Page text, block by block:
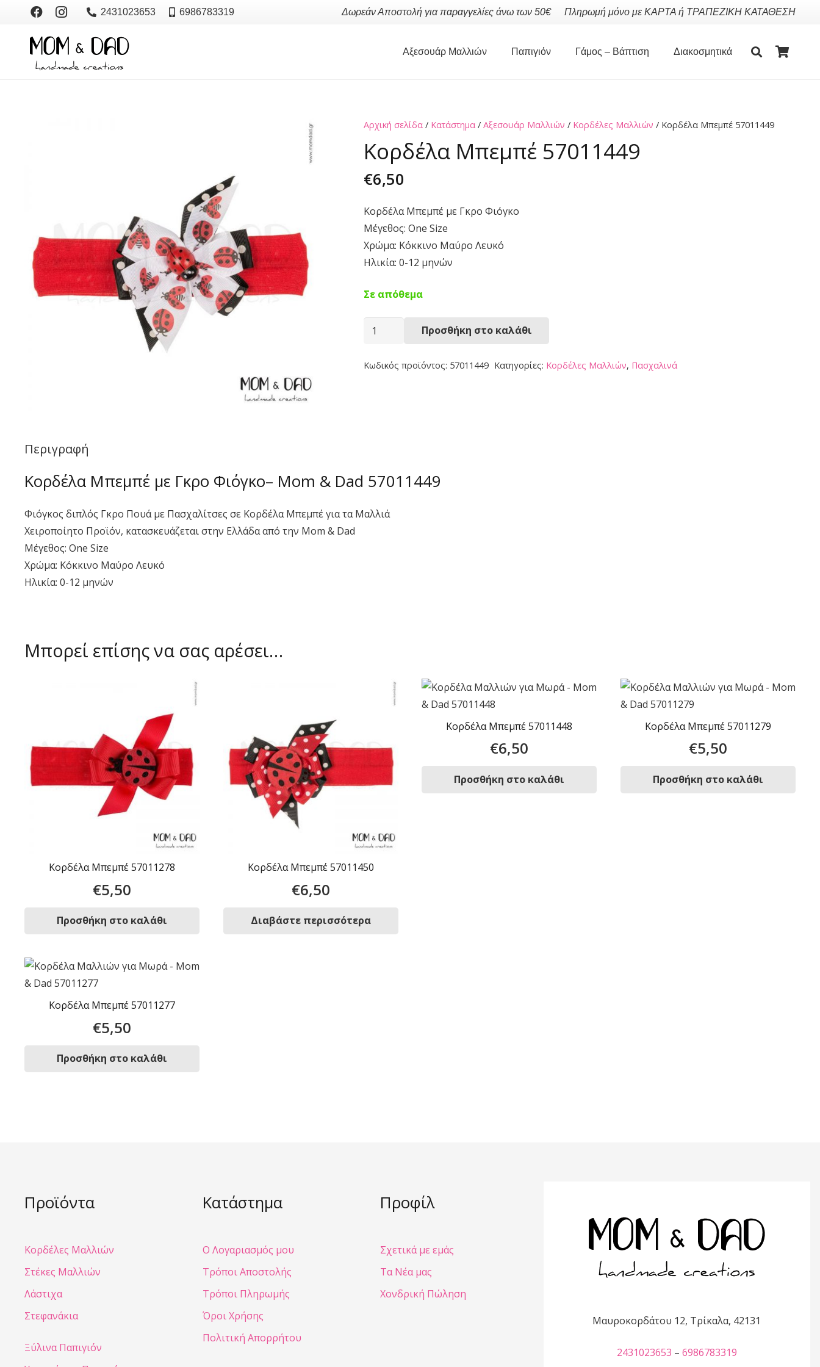
2431023653 6986783319 Δωρεάν Αποστολή για παραγγελίες άνω των 50€ Πληρωμή μόνο με ΚΑΡΤΑ ή ΤΡΑΠΕΖΙΚΗ ΚΑΤΑΘΕΣΗ
Αξεσουάρ Μαλλιών Παπιγιόν Γάμος – Βάπτιση Διακοσμητικά
Αρχική σελίδα / Κατάστημα /Αξεσουάρ Μαλλιών / Κορδέλες Μαλλιών / Κορδέλα Μπεμπέ 57011449
Κορδέλα Μπεμπέ 57011449
€6,50
Κορδέλα Μπεμπέ με Γκρο Φιόγκο
Μέγεθος: One Size
Χρώμα: Κόκκινο Μαύρο Λευκό
Ηλικία: 0-12 μηνών
Σε απόθεμα
Κορδέλα
57011449
Προσθήκη στο καλάθι
Κωδικός προϊόντος: 57011449 Κατηγορίες: Κορδέλες Μαλλιών, Πασχαλινά
Περιγραφή
Κορδέλα Μπεμπέ με Γκρο Φιόγκο– Mom & Dad 57011449
Φιόγκος διπλός Γκρο Πουά με Πασχαλίτσες σε Κορδέλα Μπεμπέ για τα Μαλλιά
Χειροποίητο Προϊόν, κατασκευάζεται στην Ελλάδα από την Mom & Dad
Μέγεθος: One Size
Χρώμα: Κόκκινο Μαύρο Λευκό
Ηλικία: 0-12 μηνών
Μπορεί επίσης να σας αρέσει…
Κορδέλα Μπεμπέ 57011278
€5,50
Προσθήκη στο καλάθι
Κορδέλα Μπεμπέ 57011450
€6,50
Διαβάστε περισσότερα
Κορδέλα Μπεμπέ 57011448
€6,50
Προσθήκη στο καλάθι
Κορδέλα Μπεμπέ 57011279
€5,50
Προσθήκη στο καλάθι
Κορδέλα Μπεμπέ 57011277
€5,50
Προσθήκη στο καλάθι
Προϊόντα
Κορδέλες Μαλλιών
Στέκες Μαλλιών
Λάστιχα
Στεφανάκια
Ξύλινα Παπιγιόν
Κατάστημα
Ο Λογαριασμός μου
Τρόποι Αποστολής
Τρόποι Πληρωμής
Όροι Χρήσης
Πολιτική Απορρήτου
Προφίλ
Σχετικά με εμάς
Τα Νέα μας
Χονδρική Πώληση
Μαυροκορδάτου 12, Τρίκαλα, 42131
2431023653 – 6986783319